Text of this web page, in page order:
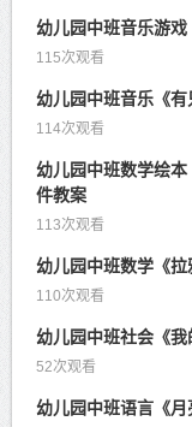
幼儿园中班音乐游
115次观看
幼儿园中班音乐《
114次观看
幼儿园中班数学绘
件教案
113次观看
幼儿园中班数学《
110次观看
幼儿园中班社会《
52次观看
幼儿园中班语言《